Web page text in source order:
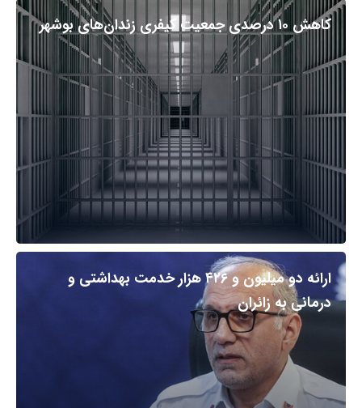
کاهش ۱۰ درصدی جمعیت کیفری زندان‌های بوشهر
ارائه دو میلیون و ۴۲۶ هزار خدمت بهداشتی و
درمانی به زائران